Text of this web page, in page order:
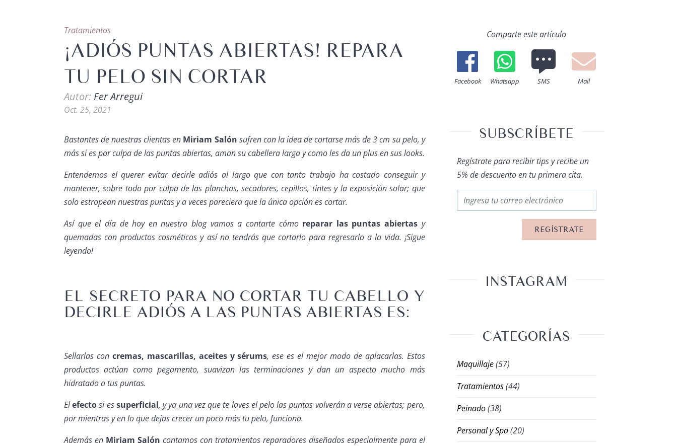
Tratamientos
¡ADIÓS PUNTAS ABIERTAS! REPARA
TU PELO SIN CORTAR
Autor: Fer Arregui
Oct. 25, 2021
Bastantes de nuestras clientas en Miriam Salón sufren con la idea de cortarse más de 3 cm su pelo, y
más si es por culpa de las puntas abiertas, aman su cabellera larga y como les da un plus en sus looks.
Entendemos el querer evitar decirle adiós al largo que con tanto trabajo ha costado conseguir y
mantener, sobre todo por culpa de las planchas, secadores, cepillos, tintes y la exposición solar; que
solo estropean nuestras puntas y a veces pareciera que la única opción es cortar.
Así que el día de hoy en nuestro blog vamos a contarte cómo reparar las puntas abiertas y
quemadas con productos cosméticos y así no tendrás que cortarlo para regresarlo a la vida. ¡Sigue
leyendo!
EL SECRETO PARA NO CORTAR TU CABELLO Y
DECIRLE ADIÓS A LAS PUNTAS ABIERTAS ES:
Sellarlas con cremas, mascarillas, aceites y sérums, ese es el mejor modo de aplacarlas. Estos
productos actúan como pegamento, suavizan las terminaciones y dan un aspecto mucho más
hidratado a tus puntas.
Elefectosi essuperficial, y ya una vez que te laves el pelo las puntas volverán a verse abiertas; pero,
por mientras y en lo que dejas crecer un poco más tu pelo, funciona.
Además en Miriam Salón contamos con tratamientos reparadores diseñados especialmente para el
Comparte este artículo
Facebook Whatsapp SMS Mail
SUBSCRÍBETE
Regístrate para recibir tips y recibe un
5% de descuento en tu primera cita.
INSTAGRAM
CATEGORÍAS
Maquillaje(57)
Tratamientos(44)
Peinado(38)
Personal y Spa(20)